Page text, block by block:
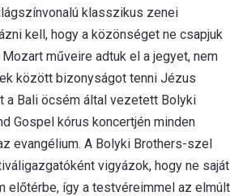
klasszikus zenei
kell, hogy a közönséget ne csapjuk
műveire adtuk el a jegyet, nem
között bizonyságot tenni Jézus
a Bali öcsém által vezetett Bolyki
Gospel kórus koncertjén minden
evangélium. A Bolyki Brothers-szel
vigyázok, hogy ne saját
előtérbe, így a testvéreimmel az elmúlt